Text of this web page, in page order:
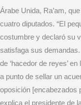
Árabe Unida, Ra’am,
cuatro diputados. “El
costumbre y declaró su
satisfaga sus
de ‘hacedor de reyes’
a punto de sellar un
oposición [encabezados
explica el presidente de